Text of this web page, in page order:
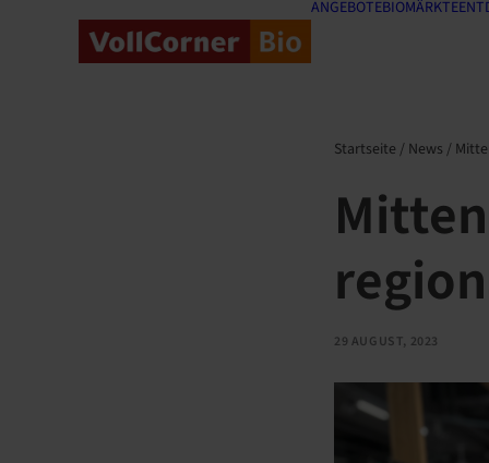
ANGEBOTEBIOMÄRKTE
Startseite / News /
29 AUGUST, 2023